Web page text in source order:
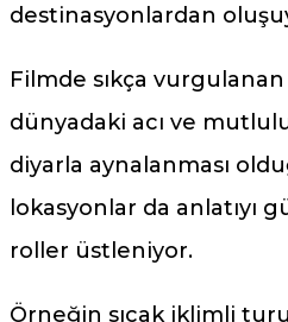
destinasyonlardan
Filmde sıkça
dünyadaki acı ve
diyarla aynalanması
lokasyonlar da anlatıyı
roller üstleniyor.
Örneğin sıcak iklimli